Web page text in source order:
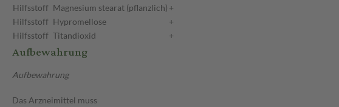
Hilfsstoff Magnesium stearat (pflanzlich) +
Hilfsstoff Hypromellose
+
Hilfsstoff Titandioxid +
Aufbewahrung
Aufbewahrung
Das Arzneimittel muss